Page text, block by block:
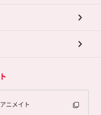
アニメイト